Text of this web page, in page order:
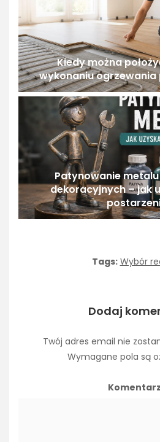
Kiedy można
wykonaniu ogrzewania
Patynowanie
dekoracyjnych – jak
Tags: Wybór
Dodaj
Twój adres email nie
Wymagane pola są
Komentarz